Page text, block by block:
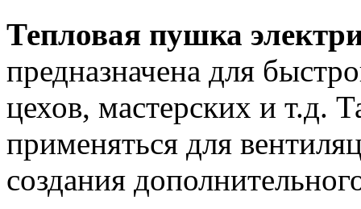
Тепловая пушка
предназначена для
цехов, мастерских и т.д.
применяться для
создания